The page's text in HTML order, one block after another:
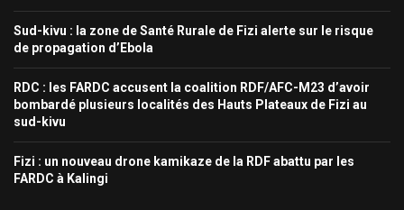
Sud-kivu : la zone de Santé Rurale de Fizi alerte sur le risque
de propagation d’Ebola
RDC : les FARDC accusent la coalition RDF/AFC-M23 d’avoir
bombardé plusieurs localités des Hauts Plateaux de Fizi au
sud-kivu
Fizi : un nouveau drone kamikaze de la RDF abattu par les
FARDC à Kalingi